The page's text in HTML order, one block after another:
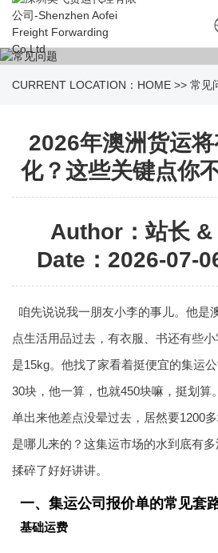
CURRENT LOCATION： HOME >> 常见
2026年澳洲货运
化？这些关键点你
Author：站长
Date：2026-07-
咱先说说我一朋友小李的事儿。他是
点生活用品过去，有衣服、书还有些
是15kg。他找了家看着挺便宜的集运
30块，他一算，也就450块嘛，挺划算
单出来他差点没晕过去，居然要1200
是哪儿来的？这集运市场的水到底有
揉碎了好好讲讲。
一、集运公司报价单的常见套
基础运费